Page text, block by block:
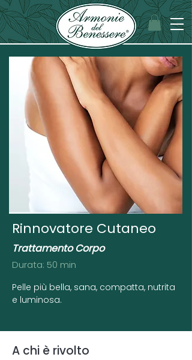
Rinnovatore Cutaneo
Trattamento Corpo
Durata: 50 min
Pelle più bella, sana, compatta, nutrita
e luminosa.
A chi è rivolto